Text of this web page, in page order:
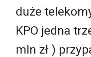
duże
KPO jedna
mln zł )